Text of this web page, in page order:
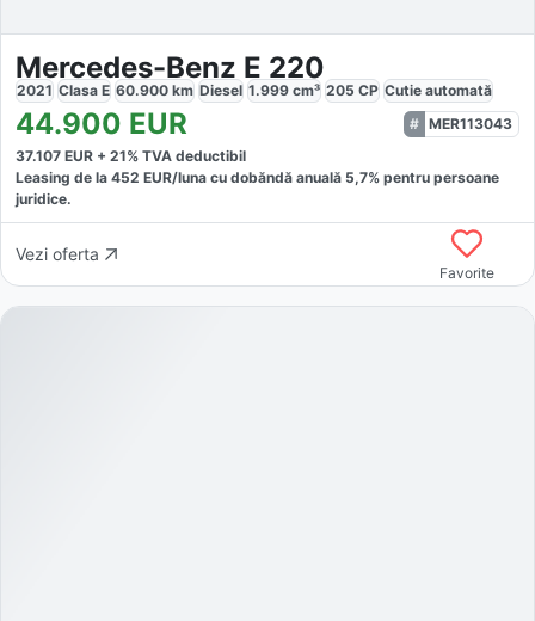
Mercedes-Benz E 220
2021 Clasa E 60.900 km Diesel 1.999 cm³ 205 CP Cutie automată
44.900 EUR
MER113043
37.107 EUR + 21% TVA deductibil
Leasing de la 452 EUR/luna cu dobăndă anuală 5,7% pentru persoane
juridice.
Vezi oferta
Favorite